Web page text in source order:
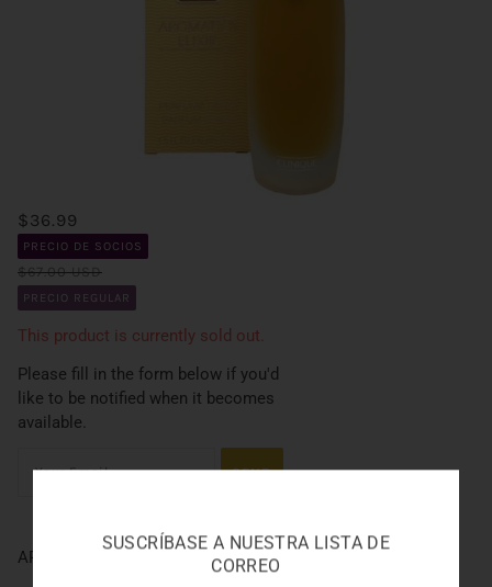
$36.99
PRECIO DE SOCIOS
$67.00 USD
PRECIO REGULAR
This product is currently sold out.
Please fill in the form below if you'd
like to be notified when it becomes
available.
AROMATICS ELIXIR L 1.5oz
SUSCRÍBASE A NUESTRA LISTA DE
CORREO